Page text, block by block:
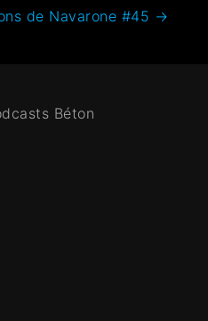
de Navarone #45 →
Béton